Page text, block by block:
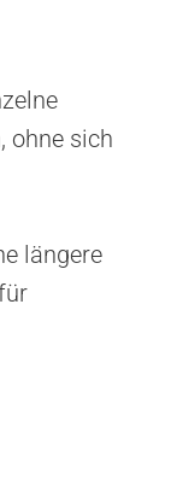
ohne sich
längere